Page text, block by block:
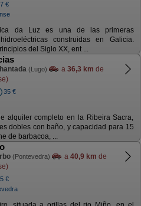
€
da Luz es una de las primeras
construidas en Galicia.
del Siglo XX, ent ...
(Lugo) a 36,3 km de
35 €
alquiler completo en la Ribeira Sacra,
dobles con baño, y capacidad para 15
de barbacoa, ...
(Pontevedra) a 40,9 km de
€